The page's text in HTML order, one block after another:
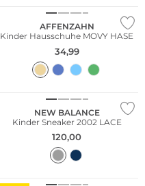
AFFENZAHN
Kinder Hausschuhe MOVY HASE
34,99
NEW BALANCE
Kinder Sneaker 2002 LACE
120,00